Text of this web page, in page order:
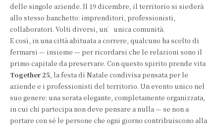
delle singole aziende. Il 19 dicembre, il territorio si siederà
allo stesso banchetto: imprenditori, professionisti,
collaboratori. Volti diversi, un’unica comunità.
E così, in una città abituata a correre, qualcuno ha scelto di
fermarsi — insieme — per ricordarsi che le relazioni sono il
primo capitale da preservare. Con questo spirito prende vita
Together 25, la festa di Natale condivisa pensata per le
aziende e i professionisti del territorio. Un evento unico nel
suo genere: una serata elegante, completamente organizzata,
in cui chi partecipa non deve pensare a nulla — se non a
portare con sé le persone che ogni giorno contribuiscono alla